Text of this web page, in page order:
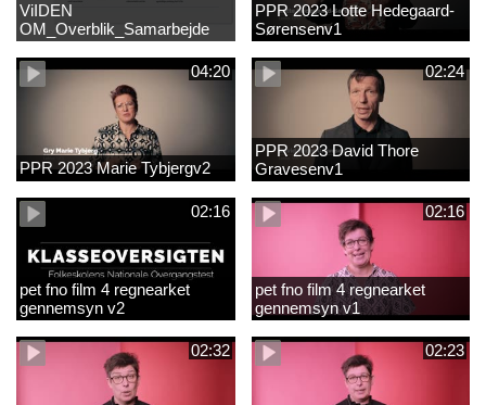
ViIDEN
OM_Overblik_Samarbejde
med forældre om sproglig
udvikling og forebyggelse af
læsevanskelighede
PPR 2023 Lotte Hedegaard-
Sørensenv1
04:20
PPR 2023 Marie Tybjergv2
02:24
PPR 2023 David Thore
Gravesenv1
02:16
pet fno film 4 regnearket
gennemsyn v2
02:16
pet fno film 4 regnearket
gennemsyn v1
02:32 02:23